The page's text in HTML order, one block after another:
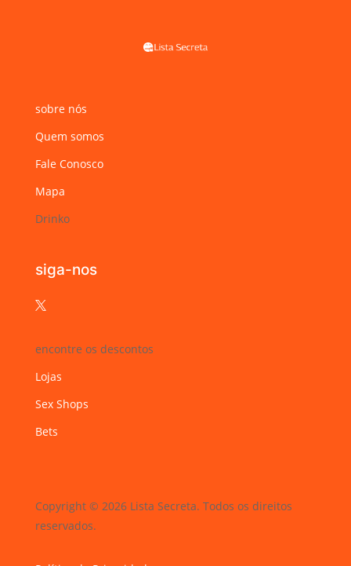
sobre nós
Quem somos
Fale Conosco
Mapa
Drinko
siga-nos

encontre os descontos
Lojas
Sex Shops
Bets
Copyright © 2026 Lista Secreta. Todos os direitos
reservados.